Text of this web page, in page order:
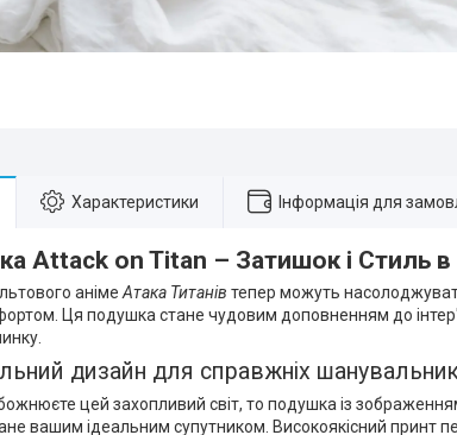
Характеристики Інформація для
Attack on Titan – Затишок і Стиль
анімеАтака Титанів тепер можуть
Ця подушка стане чудовим доповненням до
дизайн для справжніх
цей захопливий світ, то подушка із
вашим ідеальним супутником. Високоякісний принт